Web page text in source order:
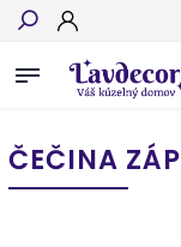
ČEČINA